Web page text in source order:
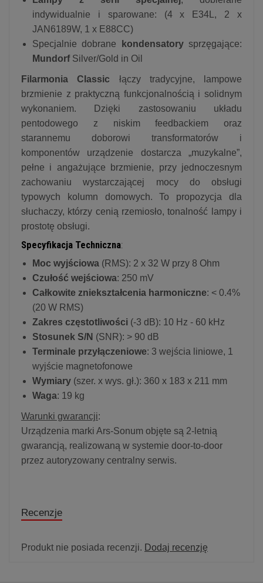
indywidualnie i sparowane: (4 x E34L, 2 x
JAN6189W, 1 x E88CC)
Specjalnie dobrane
kondensatorysprzęgające:
MundorfSilver/Gold in Oil
Filarmonia Classic łączy tradycyjne, lampowe
brzmienie z praktyczną funkcjonalnością i solidnym
wykonaniem. Dzięki zastosowaniu układu
pentodowego z niskim feedbackiem oraz
starannemu doborowi transformatorów i
komponentów urządzenie dostarcza „muzykalne”,
pełne i angażujące brzmienie, przy jednoczesnym
zachowaniu wystarczającej mocy do obsługi
typowych kolumn domowych. To propozycja dla
słuchaczy, którzy cenią rzemiosło, tonalność lampy i
prostotę obsługi.
Specyfikacja Techniczna:
Moc wyjściowa (RMS): 2 x 32 W przy 8 Ohm
Czułość wejściowa: 250 mV
Całkowite zniekształcenia harmoniczne: < 0.4%
(20 W RMS)
Zakres częstotliwości (-3 dB): 10 Hz - 60 kHz
Stosunek S/N (SNR): > 90 dB
Terminale przyłączeniowe: 3 wejścia liniowe, 1
wyjście magnetofonowe
Wymiary (szer. x wys. gł.): 360 x 183 x 211 mm
Waga: 19 kg
Warunki gwarancji:
Urządzenia marki Ars-Sonum objęte są 2-letnią
gwarancją, realizowaną w systemie door-to-door
przez autoryzowany centralny serwis.
Recenzje
Produkt nie posiada recenzji. Dodaj recenzję